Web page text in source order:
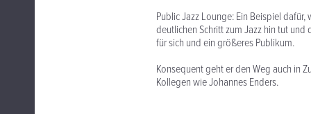
Public Jazz Lounge: Ein Beispiel
deutlichen Schritt zum Jazz hin tut
für sich und ein größeres Publikum.
Konsequent geht er den Weg auch in
Kollegen wie Johannes Enders.